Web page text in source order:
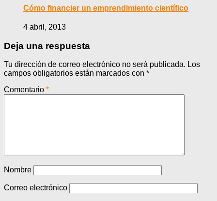
Cómo financier un emprendimiento científico
4 abril, 2013
Deja una respuesta
Tu dirección de correo electrónico no será publicada. Los
campos obligatorios están marcados con *
Comentario *
Nombre
Correo electrónico